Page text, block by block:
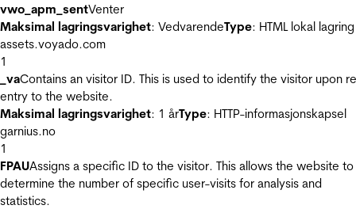
vwo_apm_sentVenter
Maksimal lagringsvarighet: VedvarendeType: HTML lokal lagring
assets.voyado.com
1
_vaContains an visitor ID. This is used to identify the visitor upon
entry to the website.
Maksimal lagringsvarighet: 1 årType: HTTP-informasjonskapsel
garnius.no
1
FPAUAssigns a specific ID to the visitor. This allows the website to
determine the number of specific user-visits for analysis and
statistics.